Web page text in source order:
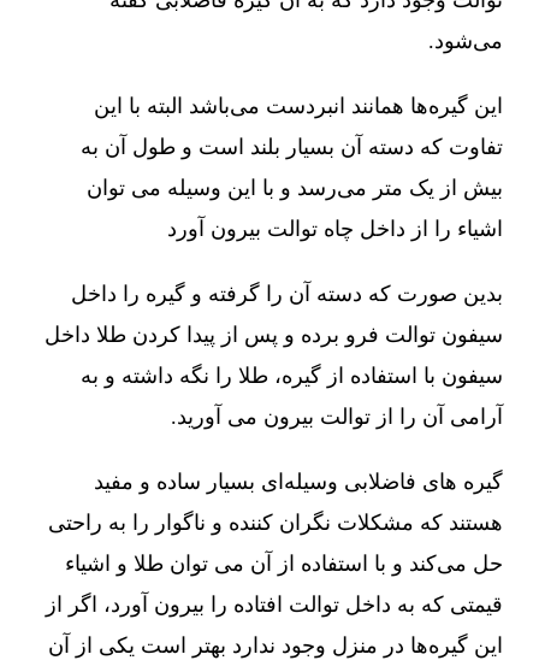
می‌شود.
این گیره‌ها همانند انبردست می‌باشد البته با این
تفاوت که دسته آن بسیار بلند است و طول آن به
بیش از یک متر می‌رسد و با این وسیله می توان
اشیاء را از داخل چاه توالت بیرون آورد
بدین صورت که دسته آن را گرفته و گیره را داخل
سیفون توالت فرو برده و پس از پیدا کردن طلا داخل
سیفون با استفاده از گیره، طلا را نگه داشته و به
آرامی آن را از توالت بیرون می آورید.
گیره های فاضلابی وسیله‌ای بسیار ساده و مفید
هستند که مشکلات نگران کننده و ناگوار را به راحتی
حل می‌کند و با استفاده از آن می توان طلا و اشیاء
قیمتی که به داخل توالت افتاده را بیرون آورد، اگر از
این گیره‌ها در منزل وجود ندارد بهتر است یکی از آن